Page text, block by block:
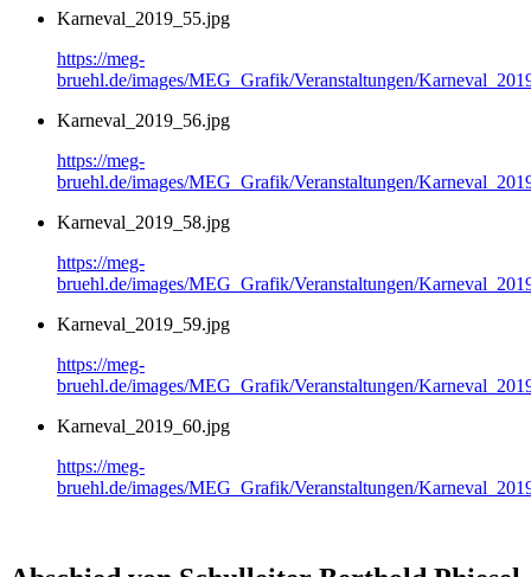
Karneval_2019_55.jpg
https://meg-
bruehl.de/images/MEG_Grafik/Veranstaltungen/
Karneval_2019_56.jpg
https://meg-
bruehl.de/images/MEG_Grafik/Veranstaltungen/
Karneval_2019_58.jpg
https://meg-
bruehl.de/images/MEG_Grafik/Veranstaltungen/
Karneval_2019_59.jpg
https://meg-
bruehl.de/images/MEG_Grafik/Veranstaltungen/
Karneval_2019_60.jpg
https://meg-
bruehl.de/images/MEG_Grafik/Veranstaltungen/